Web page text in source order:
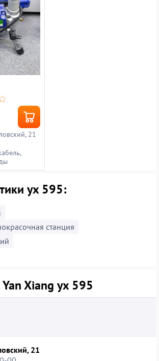
21
yx 595:
станция
Yan Xiang yx 595
21